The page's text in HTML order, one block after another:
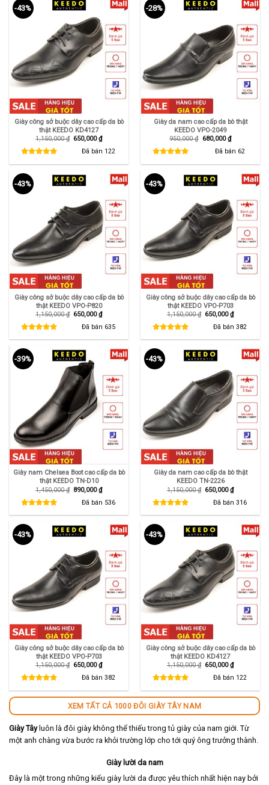
-43%
Giày công sở buộc dây cao cấp da bò
thật KEEDO KD4127
1,150,000₫ Giá
650,000₫Giá
hiện
tại
Đã bán 122
-28%
Giày da nam cao cấp da bò thật
KEEDO VPO-2049
950,000₫ Giá
680,000₫Giá
hiện
tại
Đã bán 62
-43%
Giày công sở buộc dây cao cấp da bò
thật KEEDO VPO-P820
1,150,000₫ Giá
1,150,000 ₫.
650,000₫Giá
hiện
tại
là:
650,000 ₫.
Đã bán 635
-43%
Giày công sở buộc dây cao cấp da bò
thật KEEDO VPO-P703
1,150,000₫ Giá
1,150,000 ₫.
650,000₫Giá
hiện
tại
là:
650,000 ₫.
Đã bán 382
-39%
Giày nam Chelsea Boot cao cấp da bò
thật KEEDO TN-D10
1,450,000₫ Giá
1,450,000 ₫.
890,000₫Giá
hiện
tại
là:
Đã bán 536
-43%
Giày da nam cao cấp da bò thật
KEEDO TN-2226
1,150,000₫ Giá
1,150,000 ₫.
650,000₫Giá
hiện
tại
là:
Đã bán 316
-43%
Giày công sở buộc dây cao cấp da bò
thật KEEDO VPO-P703
1,150,000₫ Giá
650,000₫Giá
hiện
tại
Đã bán 382
-43%
Giày công sở buộc dây cao cấp da bò
thật KEEDO KD4127
1,150,000₫ Giá
650,000₫Giá
hiện
tại
Đã bán 122
XEM TẤT CẢ 1000 ĐÔI GIÀY TÂY NAM
Giày Tâyluôn là đôi giày không thể thiếu trong tủ giày của nam giới. Từ
một anh chàng vừa bước ra khỏi trường lớp cho tới quý ông trưởng thành.
Giày lười da nam
Đây là một trong những kiểu giày lười da được yêu thích nhất hiện nay bởi